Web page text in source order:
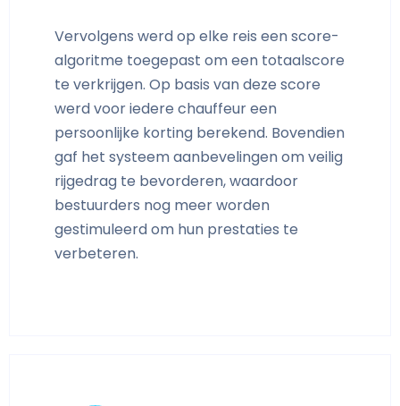
Vervolgens werd op elke reis een score-
algoritme toegepast om een totaalscore
te verkrijgen. Op basis van deze score
werd voor iedere chauffeur een
persoonlijke korting berekend. Bovendien
gaf het systeem aanbevelingen om veilig
rijgedrag te bevorderen, waardoor
bestuurders nog meer worden
gestimuleerd om hun prestaties te
verbeteren.